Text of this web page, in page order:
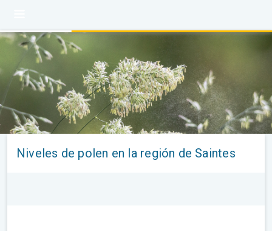
Niveles de polen en la región de Saintes